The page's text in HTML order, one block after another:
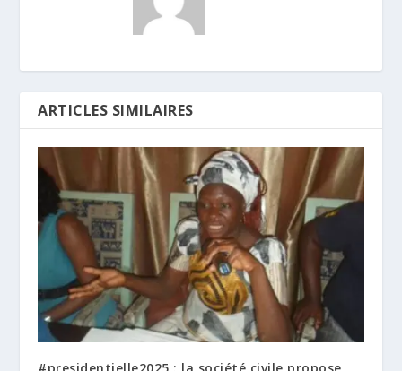
ARTICLES SIMILAIRES